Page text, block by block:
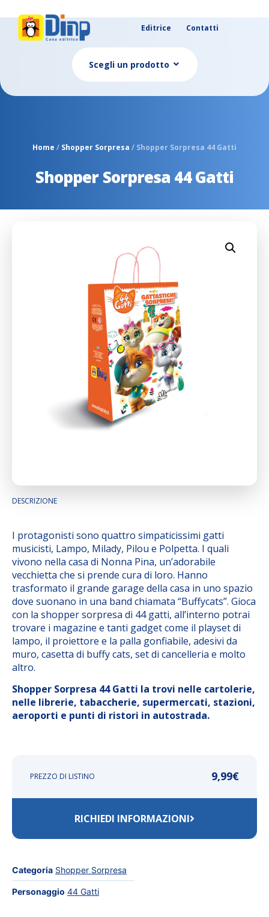
Editrice Contatti
Scegli un prodotto
Home / Shopper Sorpresa / Shopper Sorpresa 44 Gatti
Shopper Sorpresa 44 Gatti
DESCRIZIONE
I protagonisti sono quattro simpaticissimi gatti
musicisti, Lampo, Milady, Pilou e Polpetta. I quali
vivono nella casa di Nonna Pina, un’adorabile
vecchietta che si prende cura di loro. Hanno
trasformato il grande garage della casa in uno spazio
dove suonano in una band chiamata “Buffycats”. Gioca
con la shopper sorpresa di 44 gatti, all’interno potrai
trovare i magazine e tanti gadget come il playset di
lampo, il proiettore e la palla gonfiabile, adesivi da
muro, casetta di buffy cats, set di cancelleria e molto
altro.
Shopper Sorpresa 44 Gatti la trovi nelle cartolerie,
nelle librerie, tabaccherie, supermercati, stazioni,
aeroporti e punti di ristori in autostrada.
PREZZO DI LISTINO 9,99€
RICHIEDI INFORMAZIONI
Categoria Shopper Sorpresa
Personaggio 44 Gatti